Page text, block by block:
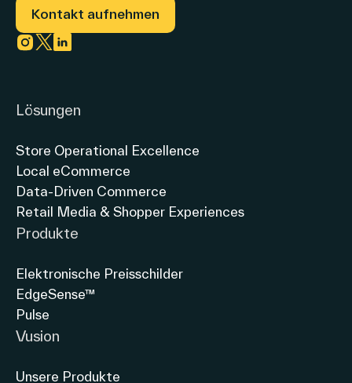
Kontakt aufnehmen
Lösungen
Store Operational Excellence
Local eCommerce
Data-Driven Commerce
Retail Media & Shopper Experiences
Produkte
Elektronische Preisschilder
EdgeSense™
Pulse
Vusion
Unsere Produkte